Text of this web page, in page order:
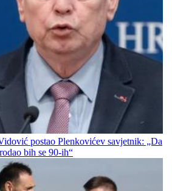
postao Plenkovićev savjetnik: „Da
bih se 90-ih“